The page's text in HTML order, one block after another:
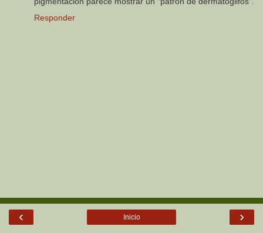
Responder
‹ ›
Inicio